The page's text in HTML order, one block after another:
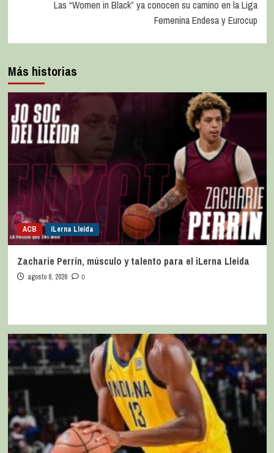
Las “Women in Black” ya conocen su camino en la Liga
Femenina Endesa y Eurocup
Más historias
ACB iLerna Lleida
Zacharie Perrin, músculo y talento para el iLerna Lleida
agosto 8, 2026 0